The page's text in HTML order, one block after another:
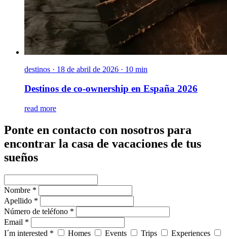
destinos · 18 de abril de 2026 · 10 min
Destinos de co-ownership en España 2026
read more
Ponte en contacto con nosotros para
encontrar la casa de vacaciones de tus
sueños
Nombre *
Apellido *
Número de teléfono *
Email *
I´m interested *
Homes Events Trips
Experiences